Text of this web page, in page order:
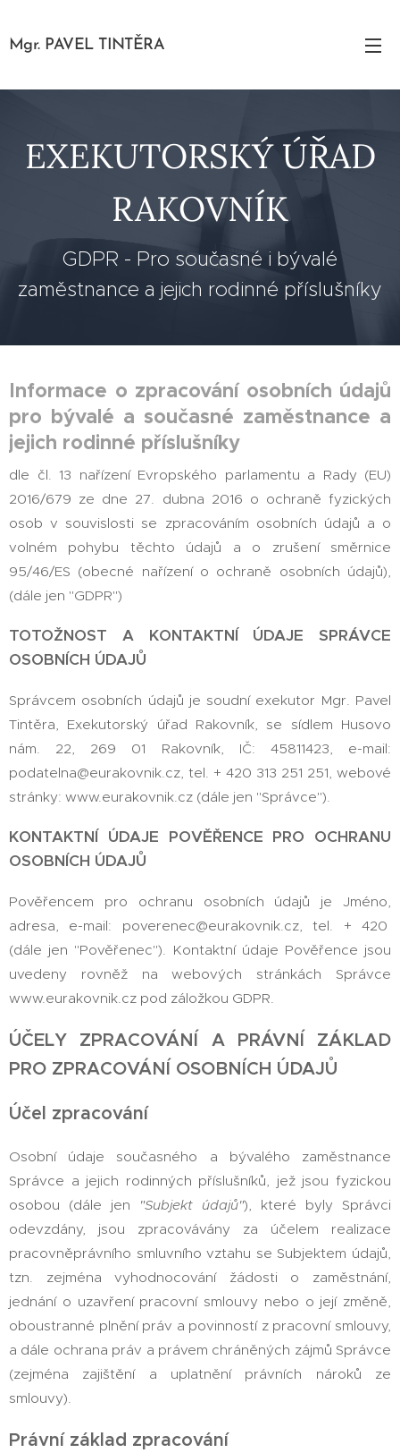
Mgr. PAVEL TINTĚRA
EXEKUTORSKÝ ÚŘAD
RAKOVNÍK
GDPR - Pro současné i bývalé
zaměstnance a jejich rodinné příslušníky
Informace o zpracování osobních údajů
pro bývalé a současné zaměstnance a
jejich rodinné příslušníky
dle čl. 13 nařízení Evropského parlamentu a Rady (EU)
2016/679 ze dne 27. dubna 2016 o ochraně fyzických
osob v souvislosti se zpracováním osobních údajů a o
volném pohybu těchto údajů a o zrušení směrnice
95/46/ES (obecné nařízení o ochraně osobních údajů),
(dále jen "GDPR")
TOTOŽNOST A KONTAKTNÍ ÚDAJE SPRÁVCE
OSOBNÍCH ÚDAJŮ
Správcem osobních údajů je soudní exekutor Mgr. Pavel
Tintěra, Exekutorský úřad Rakovník, se sídlem Husovo
nám. 22, 269 01 Rakovník, IČ: 45811423, e-mail:
podatelna@eurakovnik.cz, tel. + 420 313 251 251, webové
stránky: www.eurakovnik.cz (dále jen "Správce").
KONTAKTNÍ ÚDAJE POVĚŘENCE PRO OCHRANU
OSOBNÍCH ÚDAJŮ
Pověřencem pro ochranu osobních údajů je Jméno,
adresa, e-mail: poverenec@eurakovnik.cz, tel. + 420
(dále jen "Pověřenec"). Kontaktní údaje Pověřence jsou
uvedeny rovněž na webových stránkách Správce
www.eurakovnik.cz pod záložkou GDPR.
ÚČELY ZPRACOVÁNÍ A PRÁVNÍ ZÁKLAD
PRO ZPRACOVÁNÍ OSOBNÍCH ÚDAJŮ
Účel zpracování
Osobní údaje současného a bývalého zaměstnance
Správce a jejich rodinných příslušníků, jež jsou fyzickou
osobou (dále jen
"Subjekt údajů"), které byly Správci
odevzdány, jsou zpracovávány za účelem realizace
pracovněprávního smluvního vztahu se Subjektem údajů,
tzn. zejména vyhodnocování žádosti o zaměstnání,
jednání o uzavření pracovní smlouvy nebo o její změně,
oboustranné plnění práv a povinností z pracovní smlouvy,
a dále ochrana práv a právem chráněných zájmů Správce
(zejména zajištění a uplatnění právních nároků ze
smlouvy).
Právní základ zpracování